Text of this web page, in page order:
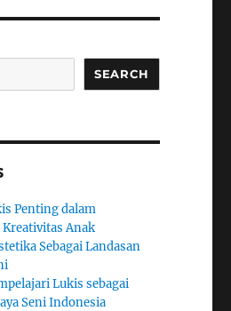
SEARCH
Penting dalam
Anak
Sebagai Landasan
Lukis sebagai
Seni Indonesia